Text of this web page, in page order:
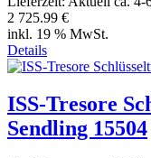
2 725.99 €
inkl. 19 % MwSt.
Details
ISS-Tresore
Sendling 15504